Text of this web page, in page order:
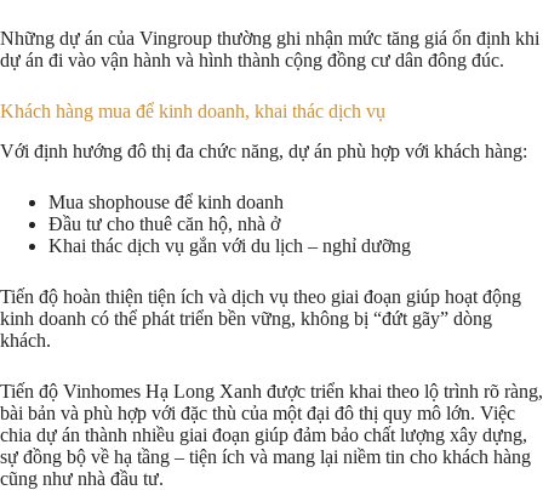
Những dự án của Vingroup thường ghi nhận mức tăng giá ổn định khi
dự án đi vào vận hành và hình thành cộng đồng cư dân đông đúc.
Khách hàng mua để kinh doanh, khai thác dịch vụ
Với định hướng đô thị đa chức năng, dự án phù hợp với khách hàng:
Mua shophouse để kinh doanh
Đầu tư cho thuê căn hộ, nhà ở
Khai thác dịch vụ gắn với du lịch – nghỉ dưỡng
Tiến độ hoàn thiện tiện ích và dịch vụ theo giai đoạn giúp hoạt động
kinh doanh có thể phát triển bền vững, không bị “đứt gãy” dòng
khách.
Tiến độ Vinhomes Hạ Long Xanh được triển khai theo lộ trình rõ ràng,
bài bản và phù hợp với đặc thù của một đại đô thị quy mô lớn. Việc
chia dự án thành nhiều giai đoạn giúp đảm bảo chất lượng xây dựng,
sự đồng bộ về hạ tầng – tiện ích và mang lại niềm tin cho khách hàng
cũng như nhà đầu tư.